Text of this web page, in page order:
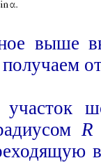
выше
получаем
участок
R